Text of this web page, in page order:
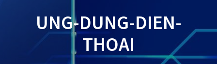
UNG-DUNG-DIEN-
THOAI